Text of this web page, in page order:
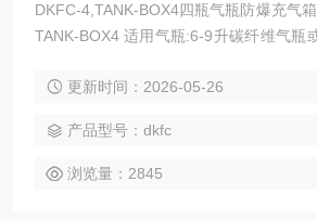
DKFC-4,TANK-BOX4四瓶气瓶防爆充气箱 充气数量:4瓶 型号:
TANK-BOX4 适用气瓶:6-9升碳纤维气瓶或钢瓶 供应商：济宁
只6.8升或9升气瓶 保护你自己，你的员工和客户对气瓶爆炸的
更新时间：2026-05-26
产品型号：dkfc
浏览量：2845